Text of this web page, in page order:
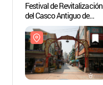
Festival de Revitalización
del Casco Antiguo de
Busan Taxchelin
(부산원도심활성화축제
[택슐랭])